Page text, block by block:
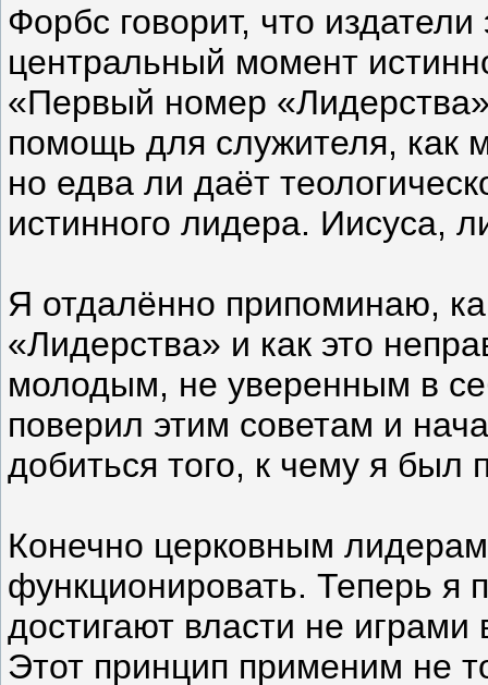
Форбс говорит, что
центральный момент
«Первый номер
помощь для служителя, как
но едва ли даёт
истинного лидера. Иисуса,
Я отдалённо припоминаю,
«Лидерства» и как это
молодым, не уверенным в
поверил этим советам и
добиться того, к чему я был
Конечно церковным
функционировать. Теперь я
достигают власти не
Этот принцип применим не